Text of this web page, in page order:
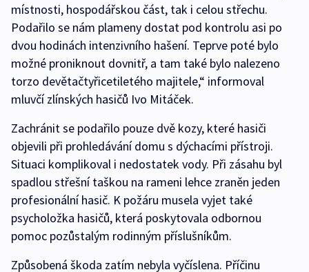
místnosti, hospodářskou část, tak i celou střechu.
Podařilo se nám plameny dostat pod kontrolu asi po
dvou hodinách intenzivního hašení. Teprve poté bylo
možné proniknout dovnitř, a tam také bylo nalezeno
torzo devětačtyřicetiletého majitele,“ informoval
mluvčí zlínských hasičů Ivo Mitáček.
Zachránit se podařilo pouze dvě kozy, které hasiči
objevili při prohledávání domu s dýchacími přístroji.
Situaci komplikoval i nedostatek vody. Při zásahu byl
spadlou střešní taškou na rameni lehce zraněn jeden
profesionální hasič. K požáru musela vyjet také
psycholožka hasičů, která poskytovala odbornou
pomoc pozůstalým rodinným příslušníkům.
Způsobená škoda zatím nebyla vyčíslena. Příčinu